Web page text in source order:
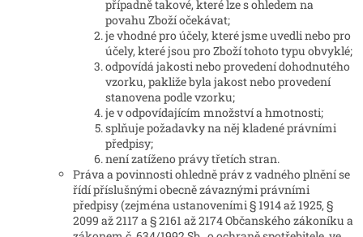
případně takové, které lze s ohledem na
povahu Zboží očekávat;
je vhodné pro účely, které jsme uvedli nebo pro
účely, které jsou pro Zboží tohoto typu obvyklé;
odpovídá jakosti nebo provedení dohodnutého
vzorku, pakliže byla jakost nebo provedení
stanovena podle vzorku;
je v odpovídajícím množství a hmotnosti;
splňuje požadavky na něj kladené právními
předpisy;
není zatíženo právy třetích stran.
Práva a povinnosti ohledně práv z vadného plnění se
řídí příslušnými obecně závaznými právními
předpisy (zejména ustanoveními § 1914 až 1925, §
2099 až 2117 a § 2161 až 2174 Občanského zákoníku a